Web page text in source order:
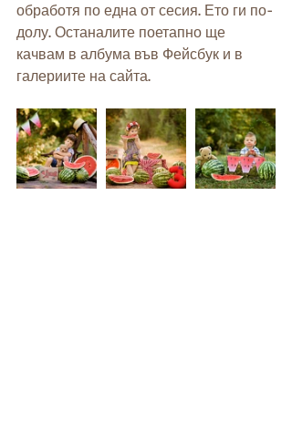
обработя по една от сесия. Ето ги по-
долу. Останалите поетапно ще
качвам в албума във Фейсбук и в
галериите на сайта.